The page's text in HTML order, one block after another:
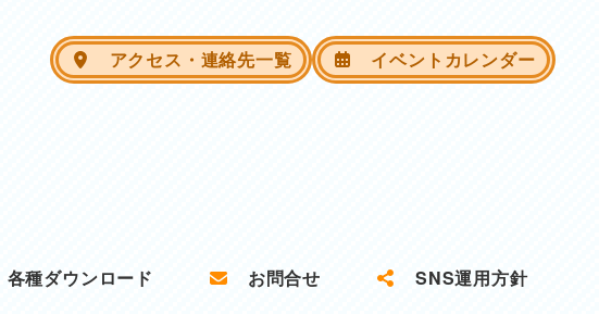
アクセス・連絡先一覧 イベントカレンダー
各種ダウンロード お問合せ SNS運用方針